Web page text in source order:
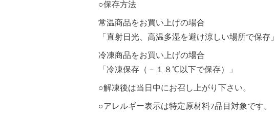
○保存方法
常温商品をお買い上げの場合
「直射日光、高温多湿を避け涼しい場所で保存」
冷凍商品をお買い上げの場合
「冷凍保存（－１８℃以下で保存）」
○解凍後は当日中にお召し上がり下さい。
○アレルギー表示は特定原材料7品目対象です。